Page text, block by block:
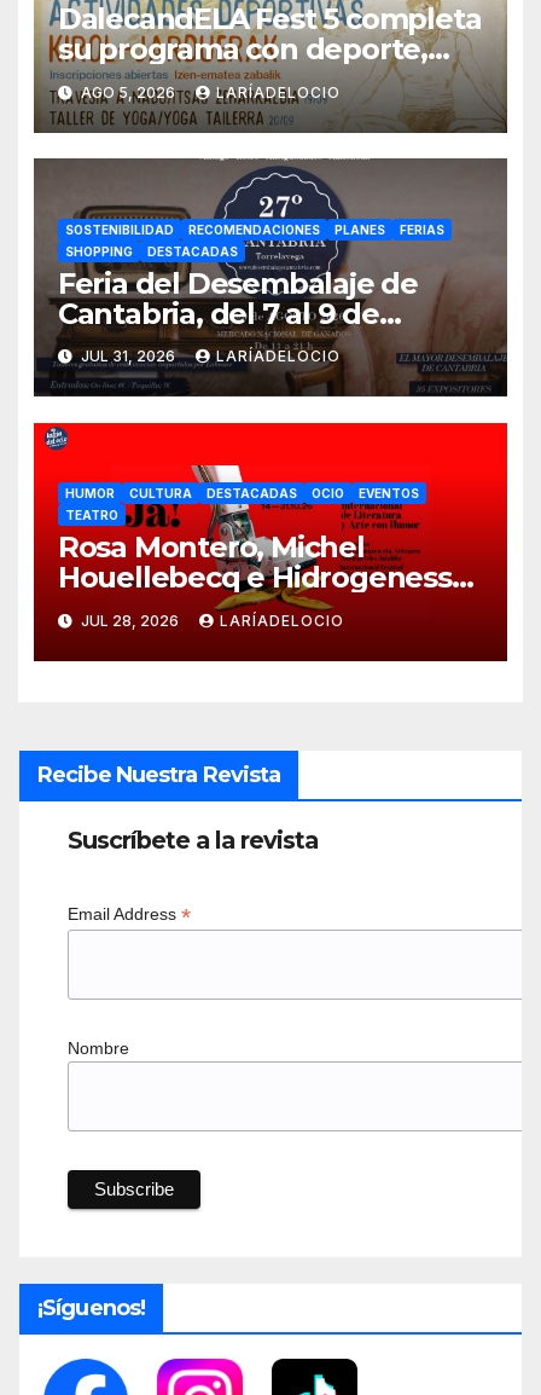
DalecandELA Fest 5 completa
su programa con deporte,
medioambiente y tecnología
inclusiva
AGO 5, 2026 LARÍADELOCIO
SOSTENIBILIDAD RECOMENDACIONES PLANES
FERIAS
SHOPPING
DESTACADAS
Feria del Desembalaje de
Cantabria, del 7 al 9 de
agosto en Torrelavega
JUL 31, 2026 LARÍADELOCIO
HUMOR CULTURA DESTACADAS OCIO
EVENTOS
TEATRO
Rosa Montero, Michel
Houellebecq e Hidrogenesse
protagonizan la 17ª edición
del festival JA!
JUL 28, 2026 LARÍADELOCIO
Recibe Nuestra Revista
Suscríbete a la revista
Email Address *
Nombre
¡Síguenos!